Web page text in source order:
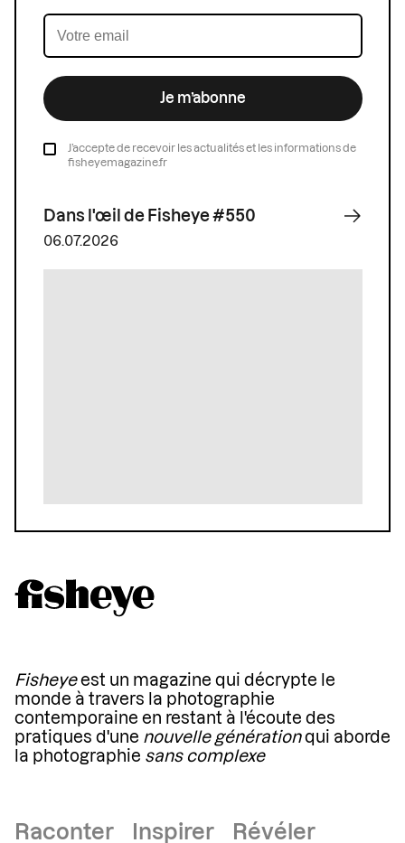
Je m’abonne
J’accepte de recevoir les actualités et les informations de
fisheyemagazine.fr
Dans l'œil de Fisheye #550
06.07.2026
Fisheyeest un magazine qui décrypte le
monde à travers la photographie
contemporaine en restant à l'écoute des
pratiques d'une nouvelle générationqui aborde
la photographie sans complexe
Raconter Inspirer Révéler